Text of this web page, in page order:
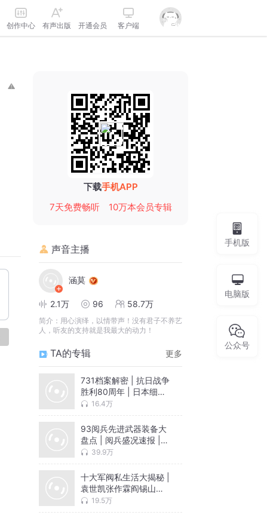
创作中心 有声出版 开通会员 客户端
下载手机APP
7天免费畅听
10万本会员专辑
声音主播
涵莫
2.1万 96 58.7万
简介： 用心演绎，以情带声！没有君子不养艺
人，听友的支持就是我最大的动力！
TA的专辑 更多
731档案解密 | 抗日战争
胜利80周年 | 日本细菌
部队的罪恶
16.4万
93阅兵先进武器装备大
盘点 | 阅兵盛况速报 |
纪念抗日战争胜利80周
39.9万
十大军阀私生活大揭秘 |
袁世凯张作霖阎锡山胡
宗南张宗昌
19.5万
手机版
电脑版
公众号